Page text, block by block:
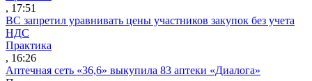
, 17:51
ВС запретил уравнивать цены участников закупок без учета
НДС
Практика
, 16:26
Аптечная сеть «36,6» выкупила 83 аптеки «Диалога»